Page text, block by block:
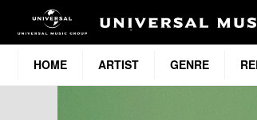
HOME ARTIST GENRE